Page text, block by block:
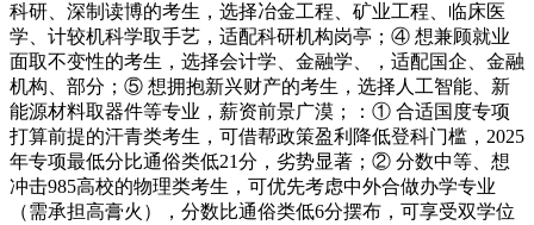
科研、深制读博的考生，选择冶金工程、矿业工程、临床医
学、计较机科学取手艺，适配科研机构岗亭；④ 想兼顾就业
面取不变性的考生，选择会计学、金融学、，适配国企、金融
机构、部分；⑤ 想拥抱新兴财产的考生，选择人工智能、新
能源材料取器件等专业，薪资前景广漠；：① 合适国度专项
打算前提的汗青类考生，可借帮政策盈利降低登科门槛，2025
年专项最低分比通俗类低21分，劣势显著；② 分数中等、想
冲击985高校的物理类考生，可优先考虑中外合做办学专业
（需承担高膏火），分数比通俗类低6分摆布，可享受双学位